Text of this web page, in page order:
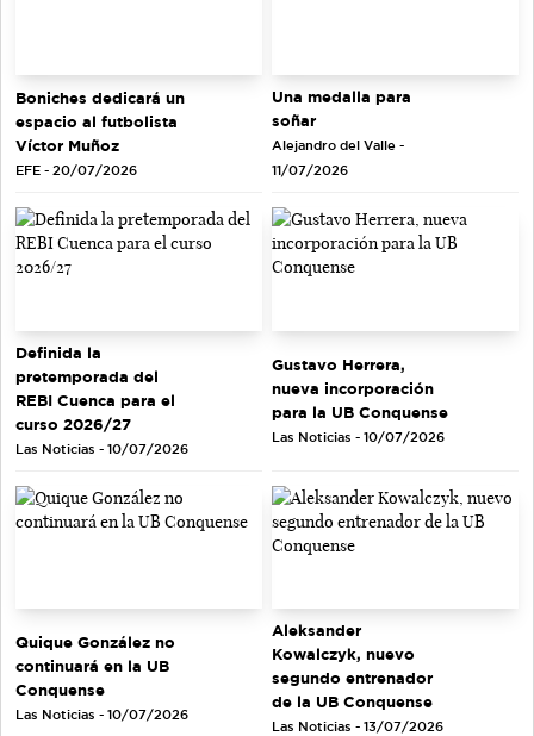
Boniches dedicará un
espacio al futbolista
Víctor Muñoz
EFE - 20/07/2026
Una medalla para
soñar
Alejandro del Valle -
11/07/2026
Definida la
pretemporada del
REBI Cuenca para el
curso 2026/27
Las Noticias - 10/07/2026
Gustavo Herrera,
nueva incorporación
para la UB Conquense
Las Noticias - 10/07/2026
Quique González no
continuará en la UB
Conquense
Las Noticias - 10/07/2026
Aleksander
Kowalczyk, nuevo
segundo entrenador
de la UB Conquense
Las Noticias - 13/07/2026